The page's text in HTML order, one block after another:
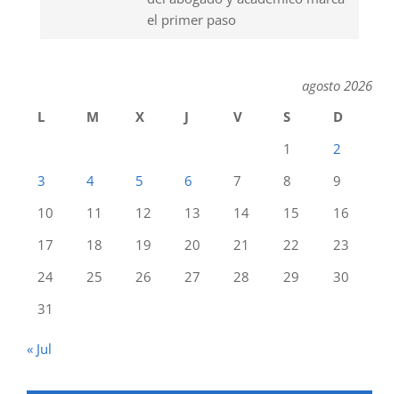
el primer paso
agosto 2026
L
M X J V S
D
1
2
3
4 5 6 7 8
9
10
11 12 13 14 15
16
17
18 19 20 21 22
23
24
25 26 27 28 29
30
31
« Jul